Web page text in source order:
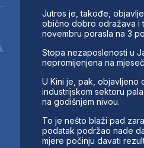
Jutros je, takođe,
obično dobro odražava i
novembru porasla na 3
Stopa nezaposlenosti u
nepromijenjena na
U Kini je, pak, objavljeno
industrijskom sektoru
na godišnjem nivou.
To je nešto blaži pad
podatak podržao nade
mjere počinju davati